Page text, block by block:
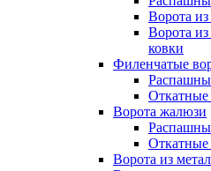
Ворота
Ворота
ковки
Филенчатые
Откатные
Ворота жалюзи
Откатные
Ворота из